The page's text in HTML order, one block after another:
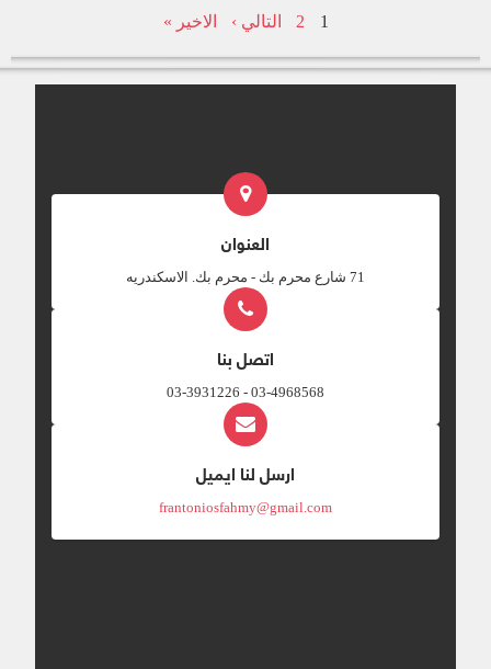
1
2 التالي › الاخير »
العنوان
‎71 شارع محرم بك - محرم بك. الاسكندريه
اتصل بنا
03-4968568 - 03-3931226
ارسل لنا ايميل
frantoniosfahmy@gmail.com